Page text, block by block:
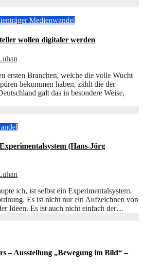
Medienwandel
wollen digitaler werden
ersten Branchen, welche die volle Wucht
bekommen haben, zählt die der
galt das in besondere Weise,
(Hans-Jörg
ich, ist selbst ein Experimentalsystem.
Es ist nicht nur ein Aufzeichnen von
Ideen. Es ist auch nicht einfach der…
– Ausstellung „Bewegung im Bild“ –